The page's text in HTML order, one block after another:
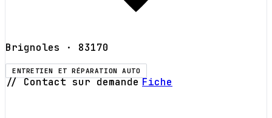
Brignoles · 83170
ENTRETIEN ET RÉPARATION AUTO
// Contact sur demande Fiche